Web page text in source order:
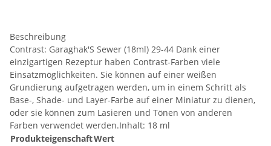
Beschreibung
Contrast: Garaghak'S Sewer (18ml) 29-44 Dank einer
einzigartigen Rezeptur haben Contrast-Farben viele
Einsatzmöglichkeiten. Sie können auf einer weißen
Grundierung aufgetragen werden, um in einem Schritt als
Base-, Shade- und Layer-Farbe auf einer Miniatur zu dienen,
oder sie können zum Lasieren und Tönen von anderen
Farben verwendet werden.Inhalt: 18 ml
ProdukteigenschaftWert